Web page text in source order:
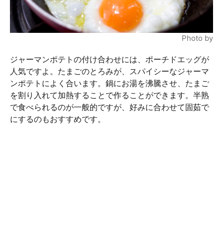
Photo by
ジャーマンポテトの付け合わせには、ポーチドエッグが
人気ですよ。たまごのとろみが、スパイシーなジャーマ
ンポテトによく合います。鍋にお湯を沸騰させ、たまご
を割り入れて加熱することで作ることができます。半熟
で食べられるのが一般的ですが、好みに合わせて固茹で
にするのもおすすめです。